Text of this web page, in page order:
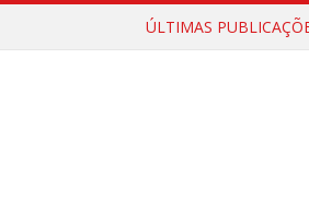
ÚLTIMAS